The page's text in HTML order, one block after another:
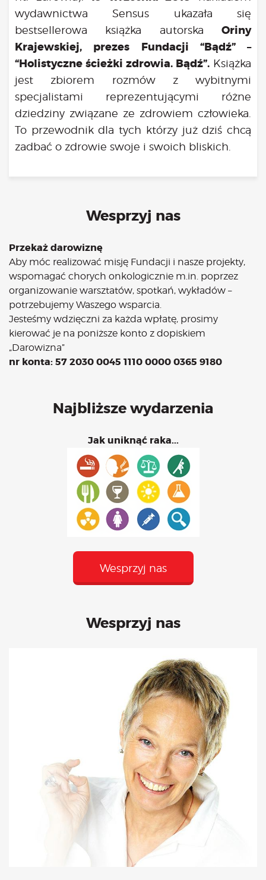
wydawnictwa Sensus ukazała się
bestsellerowa książka autorska Oriny
Krajewskiej, prezes Fundacji “Bądź” –
“Holistyczne ścieżki zdrowia. Bądź”. Książka
jest zbiorem rozmów z wybitnymi
specjalistami reprezentującymi różne
dziedziny związane ze zdrowiem człowieka.
To przewodnik dla tych którzy już dziś chcą
zadbać o zdrowie swoje i swoich bliskich.
Wesprzyj nas
Przekaż darowiznę
Aby móc realizować misję Fundacji i nasze projekty,
wspomagać chorych onkologicznie m.in. poprzez
organizowanie warsztatów, spotkań, wykładów –
potrzebujemy Waszego wsparcia.
Jesteśmy wdzięczni za każda wpłatę, prosimy
kierować je na poniższe konto z dopiskiem
„Darowizna”
nr konta: 57 2030 0045 1110 0000 0365 9180
Najbliższe wydarzenia
Jak uniknąć raka...
Wesprzyj nas
Wesprzyj nas